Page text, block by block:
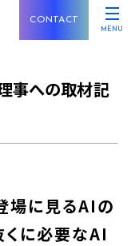
CONTACT
MENU
事への取材記
場に見るAIの
に必要なAI